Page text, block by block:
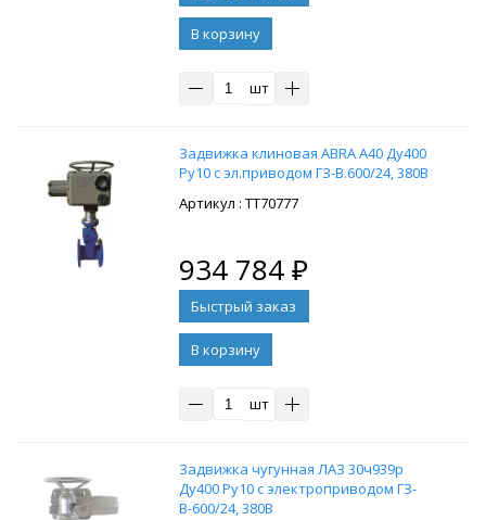
В корзину
шт
Задвижка клиновая ABRA A40 Ду400
Ру10 с эл.приводом ГЗ-В.600/24, 380В
: ТТ70777
934 784₽
В корзину
шт
Задвижка чугунная ЛАЗ 30ч939р
Ду400 Ру10 с электроприводом ГЗ-
В-600/24, 380В